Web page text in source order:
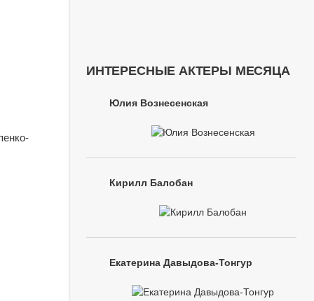
ИНТЕРЕСНЫЕ АКТЕРЫ МЕСЯЦА
Юлия Вознесенская
Кирилл Балобан
Екатерина Давыдова-Тонгур